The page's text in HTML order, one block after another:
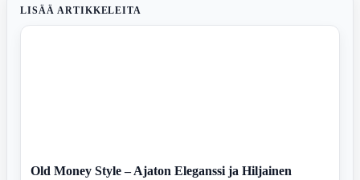
LISÄÄ ARTIKKELEITA
Old Money Style – Ajaton Eleganssi ja Hiljainen